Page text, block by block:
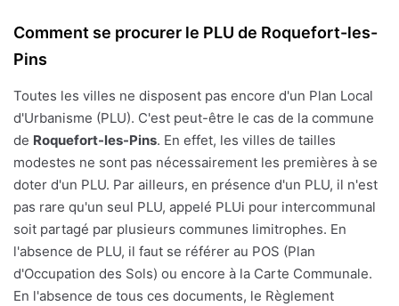
Comment se procurer le PLU de Roquefort-les-
Pins
Toutes les villes ne disposent pas encore d'un Plan Local
d'Urbanisme (PLU). C'est peut-être le cas de la commune
de Roquefort-les-Pins. En effet, les villes de tailles
modestes ne sont pas nécessairement les premières à se
doter d'un PLU. Par ailleurs, en présence d'un PLU, il n'est
pas rare qu'un seul PLU, appelé PLUi pour intercommunal
soit partagé par plusieurs communes limitrophes. En
l'absence de PLU, il faut se référer au POS (Plan
d'Occupation des Sols) ou encore à la Carte Communale.
En l'absence de tous ces documents, le Règlement